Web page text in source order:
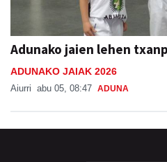
Adunako jaien lehen
ADUNAKO JAIAK 2026
Aiurri abu 05, 08:47 ADUNA